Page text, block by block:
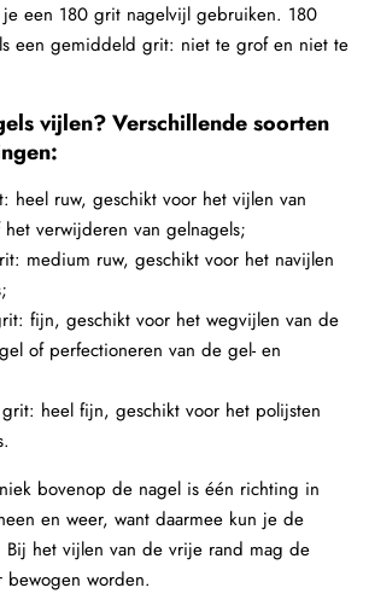
je een 180 grit nagelvijl gebruiken. 180
een gemiddeld grit: niet te grof en niet te
vijlen? Verschillende soorten
ruw, geschikt voor het vijlen van
het verwijderen van gelnagels;
medium ruw, geschikt voor het navijlen
fijn, geschikt voor het wegvijlen van de
of perfectioneren van de gel- en
heel fijn, geschikt voor het polijsten
bovenop de nagel is één richting in
en weer, want daarmee kun je de
Bij het vijlen van de vrije rand mag de
bewogen worden.